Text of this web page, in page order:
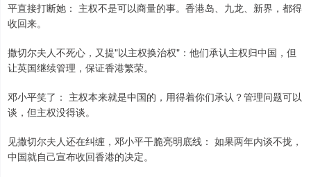
平直接打断她： 主权不是可以商量的事。香港岛、九龙、新界，都得
收回来。
撒切尔夫人不死心，又提"以主权换治权"：他们承认主权归中国，但
让英国继续管理，保证香港繁荣。
邓小平笑了： 主权本来就是中国的，用得着你们承认？管理问题可以
谈，但主权没得谈。
见撒切尔夫人还在纠缠，邓小平干脆亮明底线： 如果两年内谈不拢，
中国就自己宣布收回香港的决定。